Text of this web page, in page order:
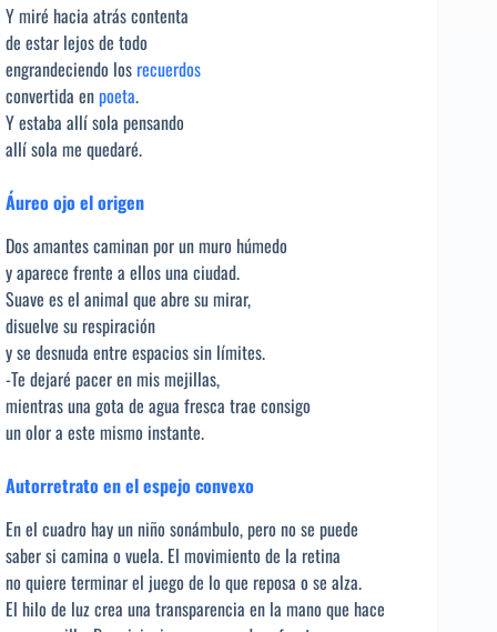
Y miré hacia atrás contenta
de estar lejos de todo
engrandeciendo los recuerdos
convertida enpoeta.
Y estaba allí sola pensando
allí sola me quedaré.
Áureo ojo el origen
Dos amantes caminan por un muro húmedo
y aparece frente a ellos una ciudad.
Suave es el animal que abre su mirar,
disuelve su respiración
y se desnuda entre espacios sin límites.
-Te dejaré pacer en mis mejillas,
mientras una gota de agua fresca trae consigo
un olor a este mismo instante.
Autorretrato en el espejo convexo
En el cuadro hay un niño sonámbulo, pero no se puede
saber si camina o vuela. El movimiento de la retina
no quiere terminar el juego de lo que reposa o se alza.
El hilo de luz crea una transparencia en la mano que hace